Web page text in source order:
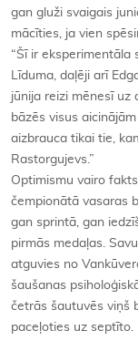
gan gluži svaigais
mācīties, ja vien
“Šī ir eksperimentāla
Līduma, daļēji arī
jūnija reizi mēnesī uz
bāzēs visus
aizbrauca tikai tie,
Rastorgujevs.”
Optimismu vairo
čempionātā vasaras
gan sprintā, gan
pirmās medaļas.
atguvies no
šaušanas
četrās šautuvēs viņš
paceļoties uz septīto.